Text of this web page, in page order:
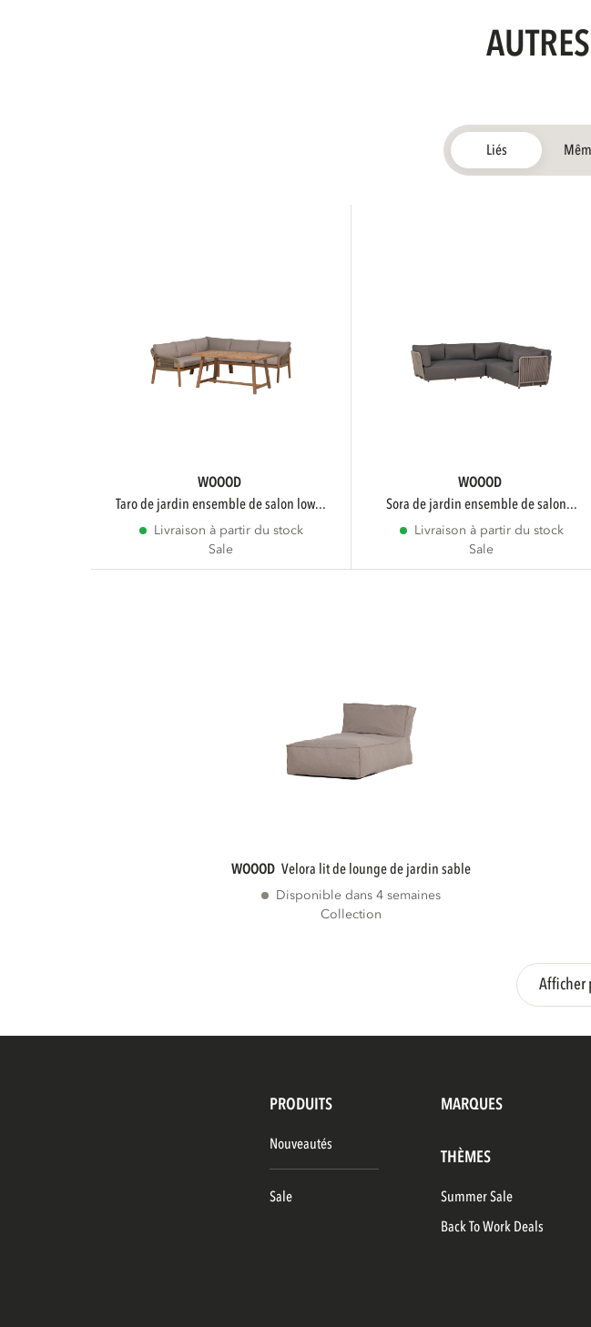
Liés
WOOOD
taro de jardin ensemble de salon low...
Livraison à partir du stock
Sale
WOOOD
sora de jardin ensemble de salon...
Livraison à partir du stock
Sale
WOOOD velora lit de lounge de jardin sable
Disponible dans 4 semaines
Collection
Afficher
PRODUITS MARQUES
Nouveautés
Sale
THÈMES
Summer Sale
Back To Work Deals